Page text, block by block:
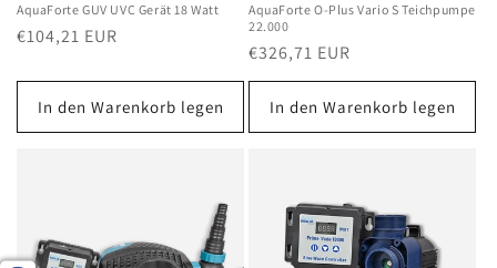
AquaForte GUV UVC Gerät 18 Watt
Normaler
€104,21 EUR
In den Warenkorb legen
AquaForte O-Plus Vario S Teichpumpe
22.000
Normaler
Preis
€326,71 EUR
In den Warenkorb legen